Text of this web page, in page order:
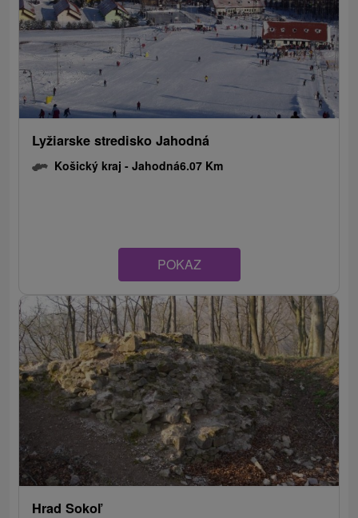
Lyžiarske stredisko Jahodná
Košický kraj -Jahodná6.07 Km
POKAZ
Hrad Sokoľ